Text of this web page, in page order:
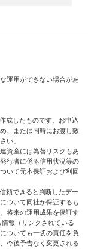
運用ができない場合があ
成したものです。お申込
、または同時にお渡し致
い。
資産には為替リスクもあ
行者に係る信用状況等の
いて元本保証および利回
頼できると判断したデー
ついて同社が保証するも
将来の運用成果を保証す
報（リンクされている
ついても一切の責任を負
今後予告なく変更される